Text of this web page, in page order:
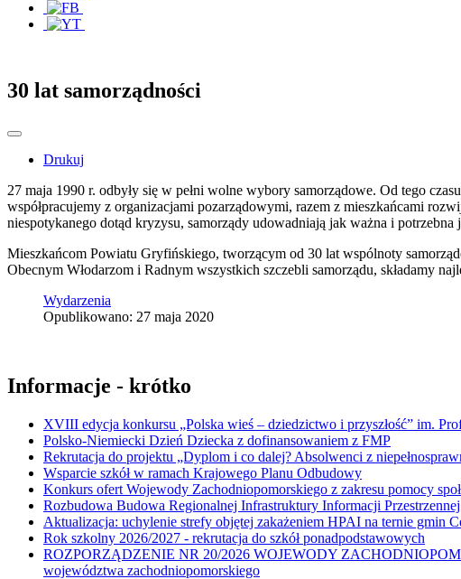
30 lat samorządności
Drukuj
27 maja 1990 r. odbyły się w pełni wolne wybory samorządowe. Od tego
współpracujemy z organizacjami pozarządowymi, razem z mieszkańcami
niespotykanego dotąd kryzysu, samorządy udowadniają jak ważna i potrzebna
Mieszkańcom Powiatu Gryfińskiego, tworzącym od 30 lat wspólnoty
Obecnym Włodarzom i Radnym wszystkich szczebli samorządu, składamy
Wydarzenia
Opublikowano: 27 maja 2020
Informacje - krótko
XVIII edycja konkursu „Polska wieś – dziedzictwo i przyszłość” im.
Polsko-Niemiecki Dzień Dziecka z dofinansowaniem z FMP
Rekrutacja do projektu „Dyplom i co dalej? Absolwenci z
Wsparcie szkół w ramach Krajowego Planu Odbudowy
Konkurs ofert Wojewody Zachodniopomorskiego z zakresu pomocy
Rozbudowa Budowa Regionalnej Infrastruktury Informacji
Aktualizacja: uchylenie strefy objętej zakażeniem HPAI na ternie gmin
Rok szkolny 2026/2027 - rekrutacja do szkół ponadpodstawowych
ROZPORZĄDZENIE NR 20/2026 WOJEWODY
województwa zachodniopomorskiego